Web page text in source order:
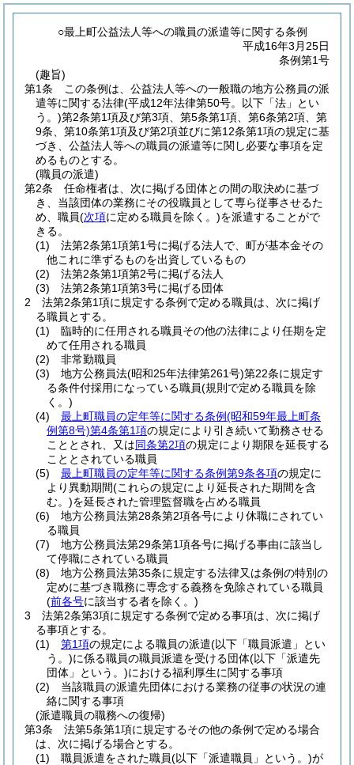
○最上町公益法人等への職員の派遣等に関する条例
平成16年3月25日
条例第1号
(趣旨)
第1条
この条例は、公益法人等への一般職の地方公務員の派
遣等に関する法律(平成12年法律第50号。以下「法」とい
う。)第2条第1項及び第3項、第5条第1項、第6条第2項、第
9条、第10条第1項及び第2項並びに第12条第1項の規定に基
づき、公益法人等への職員の派遣等に関し必要な事項を定
めるものとする。
(職員の派遣)
第2条
任命権者は、次に掲げる団体との間の取決めに基づ
き、当該団体の業務にその役職員として専ら従事させるた
め、職員(次項に定める職員を除く。)を派遣することがで
きる。
(1)
法第2条第1項第1号に掲げる法人で、町が基本金その
他これに準ずるものを出資しているもの
(2)
法第2条第1項第2号に掲げる法人
(3)
法第2条第1項第3号に掲げる団体
2
法第2条第1項に規定する条例で定める職員は、次に掲げ
る職員とする。
(1)
臨時的に任用される職員その他の法律により任期を定
めて任用される職員
(2)
非常勤職員
(3)
地方公務員法(昭和25年法律第261号)第22条に規定す
る条件付採用になっている職員(規則で定める職員を除
く。)
(4)
最上町職員の定年等に関する条例(昭和59年最上町条
例第8号)第4条第1項の規定により引き続いて勤務させる
こととされ、又は同条第2項の規定により期限を延長する
こととされている職員
(5)
最上町職員の定年等に関する条例第9条各項の規定に
より異動期間(これらの規定により延長された期間を含
む。)を延長された管理監督職を占める職員
(6)
地方公務員法第28条第2項各号により休職にされてい
る職員
(7)
地方公務員法第29条第1項各号に掲げる事由に該当し
て停職にされている職員
(8)
地方公務員法第35条に規定する法律又は条例の特別の
定めに基づき職務に専念する義務を免除されている職員
(前各号に該当する者を除く。)
3
法第2条第3項に規定する条例で定める事項は、次に掲げ
る事項とする。
(1)
第1項の規定による職員の派遣(以下「職員派遣」とい
う。)に係る職員の職員派遣を受ける団体(以下「派遣先
団体」という。)における福利厚生に関する事項
(2)
当該職員の派遣先団体における業務の従事の状況の連
絡に関する事項
(派遣職員の職務への復帰)
第3条
法第5条第1項に規定するその他の条例で定める場合
は、次に掲げる場合とする。
(1)
職員派遣をされた職員(以下「派遣職員」という。)が